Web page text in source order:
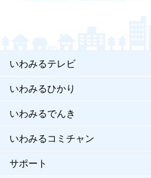
いわみるテレビ
いわみるひかり
いわみるでんき
いわみるコミチャン
サポート